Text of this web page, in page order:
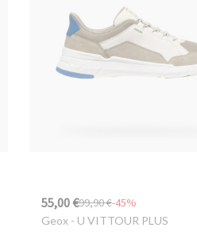
55,00 €99,90 €-45%
Geox- U VITTOUR PLUS